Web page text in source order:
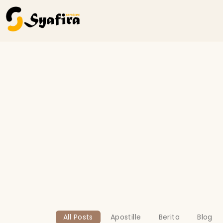
All Posts Apostille Berita Blog